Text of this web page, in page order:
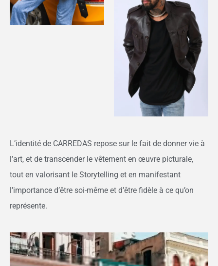
L’identité de CARREDAS repose sur le fait de donner vie à
l’art, et de transcender le vêtement en œuvre picturale,
tout en valorisant le Storytelling et en manifestant
l’importance d’être soi-même et d’être fidèle à ce qu’on
représente.